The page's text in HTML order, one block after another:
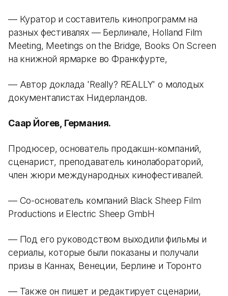
— Куратор и составитель кинопрограмм на
разных фестивалях — Берлинале, Holland Film
Meeting, Meetings on the Bridge, Books On Screen
на книжной ярмарке во Франкфурте,
— Автор доклада 'Really? REALLY' о молодых
документалистах Нидерландов.
Саар Йогев, Германия.
Продюсер, основатель продакшн-компаний,
сценарист, преподаватель кинолабораторий,
член жюри международных кинофестивалей.
— Со-основатель компаний Black Sheep Film
Productions и Electric Sheep GmbH
— Под его руководством выходили фильмы и
сериалы, которые были показаны и получали
призы в Каннах, Венеции, Берлине и Торонто
— Также он пишет и редактирует сценарии,